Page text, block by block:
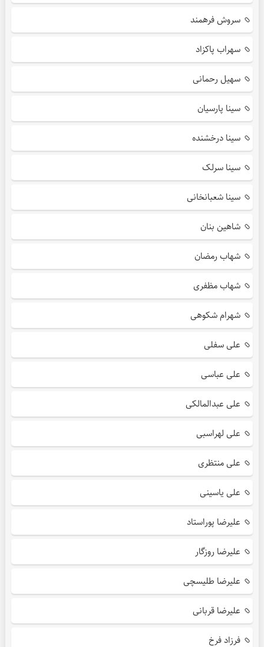
سروش فرهمند
سهراب پاکزاد
سهیل رحمانی
سینا پارسیان
سینا درخشنده
سینا سرلک
سینا شعبانخانی
شاهین بنان
شهاب رمضان
شهاب مظفری
شهرام شکوهی
علی سفلی
علی عباسی
علی عبدالمالکی
علی لهراسبی
علی منتظری
علی یاسینی
علیرضا پوراستاد
علیرضا روزگار
علیرضا طلیسچی
علیرضا قربانی
فرزاد فرخ